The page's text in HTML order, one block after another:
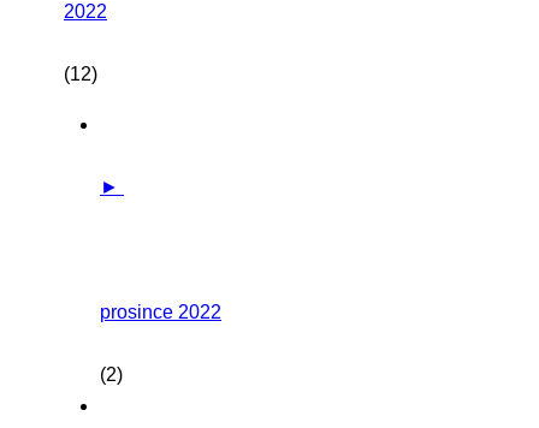
2022
(12)
►
prosince 2022
(2)